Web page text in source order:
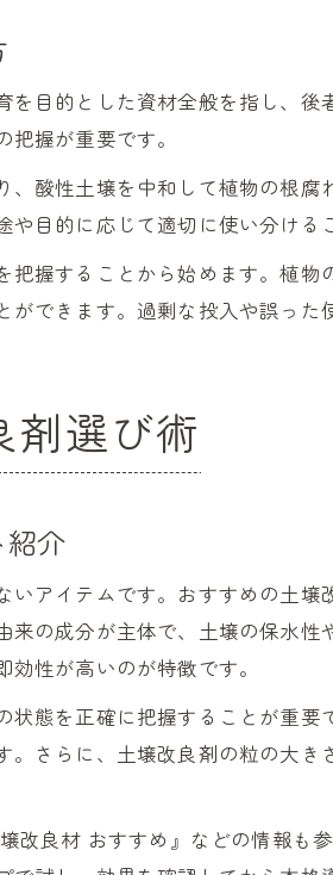
目的とした資材全般を指し、
握が重要です。
酸性土壌を中和して植物の根
目的に応じて適切に使い分ける
握することから始めます。植
できます。過剰な投入や誤った
剤選び術
紹介
アイテムです。おすすめの土
の成分が主体で、土壌の保水
性が高いのが特徴です。
態を正確に把握することが重
さらに、土壌改良剤の粒の大
改良材 おすすめ』などの情報も